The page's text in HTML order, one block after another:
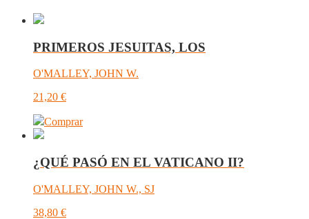
PRIMEROS JESUITAS, LOS
O'MALLEY, JOHN W.
21,20 €
Comprar
¿QUÉ PASÓ EN EL VATICANO II?
O'MALLEY, JOHN W., SJ
38,80 €